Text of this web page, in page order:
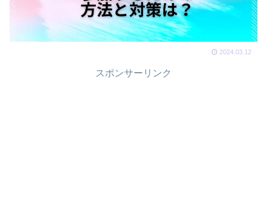
2024.03.12
スポンサーリンク